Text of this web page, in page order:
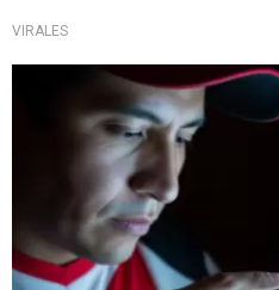
VIRALES
Clásicos que mueven todo